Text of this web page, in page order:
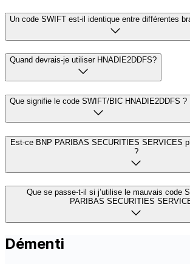
Un code SWIFT est-il identique entre différentes
Quand devrais-je utiliser HNADIE2DDFS?
Que signifie le code SWIFT/BIC HNADIE2DDFS ?
Est-ce BNP PARIBAS SECURITIES SERVICES
?
Que se passe-t-il si j’utilise le mauvais code
PARIBAS SECURITIES
Démenti